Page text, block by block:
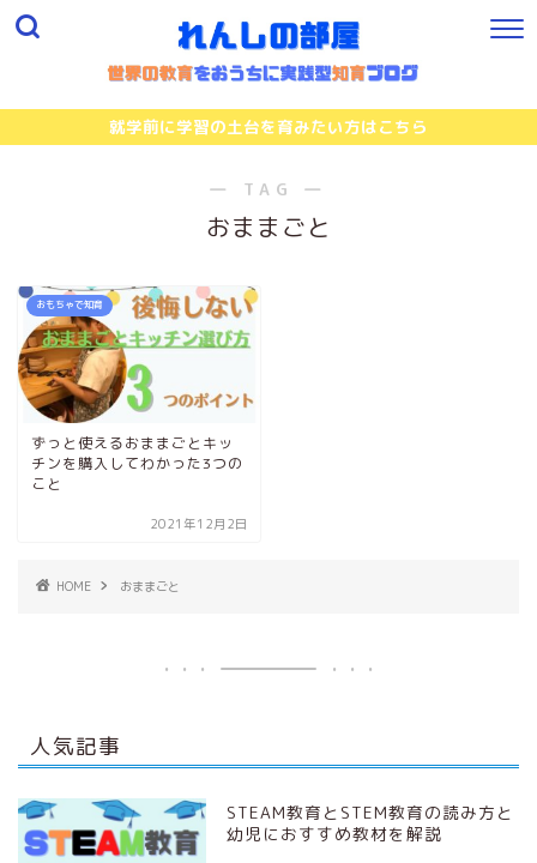
就学前に学習の土台を育みたい方はこちら
― TAG ―
おままごと
おもちゃで知育
ずっと使えるおままごとキッ
チンを購入してわかった3つの
こと
2021年12月2日
HOME おままごと
人気記事
STEAM教育とSTEM教育の読み方と
幼児におすすめ教材を解説